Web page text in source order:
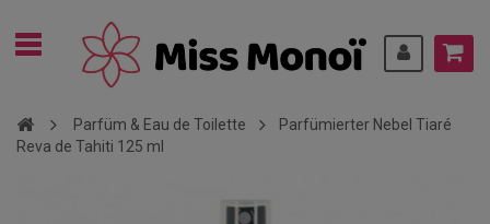
Parfüm & Eau de Toilette
Parfümierter Nebel Tiaré
Reva de Tahiti 125 ml